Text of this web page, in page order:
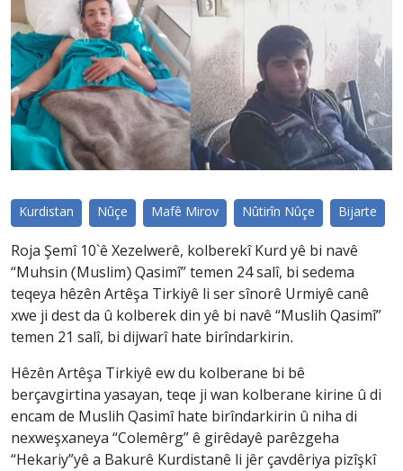
Kurdistan Nûçe Mafê Mirov Nûtirîn Nûçe Bijarte
Roja Şemî 10`ê Xezelwerê, kolberekî Kurd yê bi navê
“Muhsin (Muslim) Qasimî” temen 24 salî, bi sedema
teqeya hêzên Artêşa Tirkiyê li ser sînorê Urmiyê canê
xwe ji dest da û kolberek din yê bi navê “Muslih Qasimî”
temen 21 salî, bi dijwarî hate birîndarkirin.
Hêzên Artêşa Tirkiyê ew du kolberane bi bê
berçavgirtina yasayan, teqe ji wan kolberane kirine û di
encam de Muslih Qasimî hate birîndarkirin û niha di
nexweşxaneya “Colemêrg” ê girêdayê parêzgeha
“Hekariy”yê a Bakurê Kurdistanê li jêr çavdêriya pizîşkî